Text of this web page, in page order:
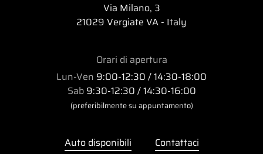
Via Milano, 3
21029 Vergiate VA - Italy
Orari di apertura
Lun-Ven 9:00-12:30 / 14:30-18:00
Sab9:30-12:30 / 14:30-16:00
(preferibilmente su appuntamento)
Auto disponibili
Contattaci